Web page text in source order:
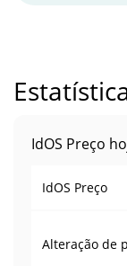
IdOS Preço
IdOS Preço
Alteração de